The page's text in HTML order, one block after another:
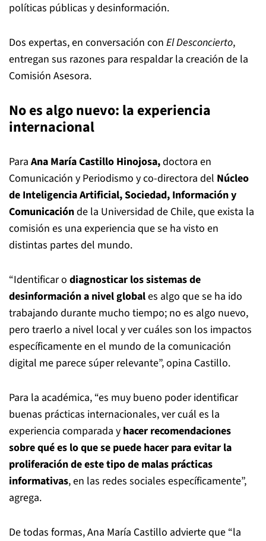
políticas públicas y desinformación.
Dos expertas, en conversación con El Desconcierto,
entregan sus razones para respaldar la creación de la
Comisión Asesora.
No es algo nuevo: la experiencia
internacional
Para Ana María Castillo Hinojosa,doctora en
Comunicación y Periodismo y co-directora del Núcleo
de Inteligencia Artificial, Sociedad, Información y
Comunicaciónde la Universidad de Chile, que exista la
comisión es una experiencia que se ha visto en
distintas partes del mundo.
“Identificar o diagnosticar los sistemas de
desinformación a nivel globales algo que se ha ido
trabajando durante mucho tiempo; no es algo nuevo,
pero traerlo a nivel local y ver cuáles son los impactos
específicamente en el mundo de la comunicación
digital me parece súper relevante”, opina Castillo.
Para la académica, “es muy bueno poder identificar
buenas prácticas internacionales, ver cuál es la
experiencia comparada y hacer recomendaciones
sobre qué es lo que se puede hacer para evitar la
proliferación de este tipo de malas prácticas
informativas, en las redes sociales específicamente”,
agrega.
De todas formas, Ana María Castillo advierte que “la